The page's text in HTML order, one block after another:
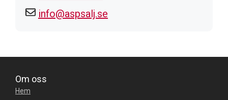
info@aspsalj.se
Om oss
Hem